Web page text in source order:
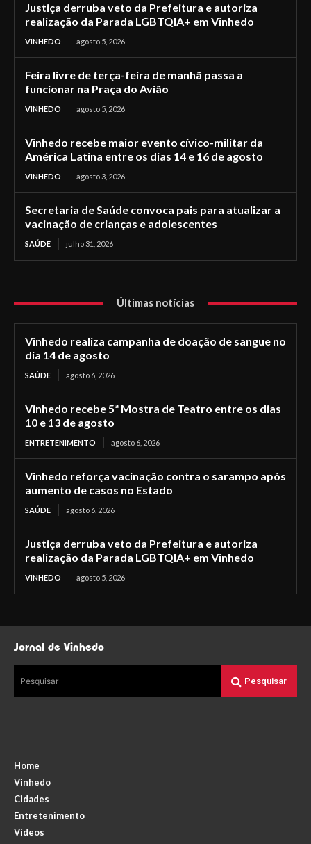
Justiça derruba veto da Prefeitura e autoriza
realização da Parada LGBTQIA+ em Vinhedo
VINHEDO agosto 5, 2026
Feira livre de terça-feira de manhã passa a
funcionar na Praça do Avião
VINHEDO agosto 5, 2026
Vinhedo recebe maior evento cívico-militar da
América Latina entre os dias 14 e 16 de agosto
VINHEDO agosto 3, 2026
Secretaria de Saúde convoca pais para atualizar a
vacinação de crianças e adolescentes
SAÚDE julho 31, 2026
Últimas notícias
Vinhedo realiza campanha de doação de sangue no
dia 14 de agosto
SAÚDE agosto 6, 2026
Vinhedo recebe 5ª Mostra de Teatro entre os dias
10 e 13 de agosto
ENTRETENIMENTO agosto 6, 2026
Vinhedo reforça vacinação contra o sarampo após
aumento de casos no Estado
SAÚDE agosto 6, 2026
Justiça derruba veto da Prefeitura e autoriza
realização da Parada LGBTQIA+ em Vinhedo
VINHEDO agosto 5, 2026
Jornal de Vinhedo
Pesquisar Pesquisar
Home
Vinhedo
Cidades
Entretenimento
Vídeos